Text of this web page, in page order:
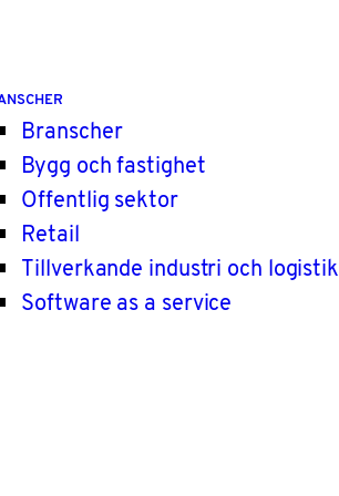
Branscher
Bygg och fastighet
Offentlig sektor
Retail
Tillverkande industri och logistik
Software as a service